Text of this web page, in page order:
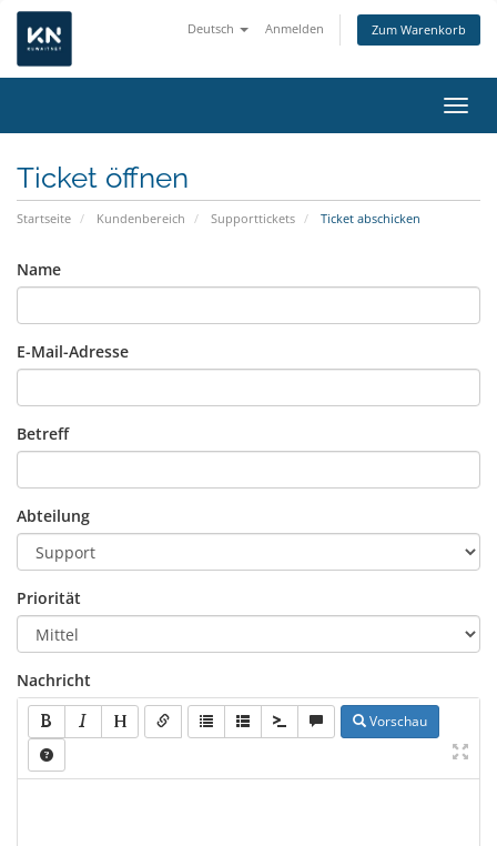
Deutsch Anmelden Zum Warenkorb
Ticket öffnen
Startseite Kundenbereich Supporttickets Ticket abschicken
Name
E-Mail-Adresse
Betreff
Abteilung
Priorität
Nachricht
Vorschau